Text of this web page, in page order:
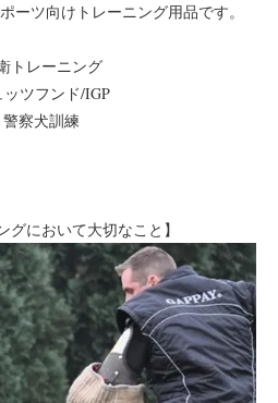
ーツ向けトレーニング用品です。
トレーニング
ッツフンド/IGP
警察犬訓練
グにおいて大切なこと】